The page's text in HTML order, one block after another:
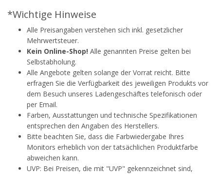
*Wichtige Hinweise
Alle Preisangaben verstehen sich inkl. gesetzlicher
Mehrwertsteuer.
Kein Online-Shop! Alle genannten Preise gelten bei
Selbstabholung.
Alle Angebote gelten solange der Vorrat reicht. Bitte
erfragen Sie die Verfügbarkeit des jeweiligen Produkts vor
dem Besuch unseres Ladengeschäftes telefonisch oder
per Email.
Farben, Ausstattungen und technische Spezifikationen
entsprechen den Angaben des Herstellers.
Bitte beachten Sie, dass die Farbwiedergabe Ihres
Monitors erheblich von der tatsächlichen Produktfarbe
abweichen kann.
UVP: Bei Preisen, die mit "UVP" gekennzeichnet sind,